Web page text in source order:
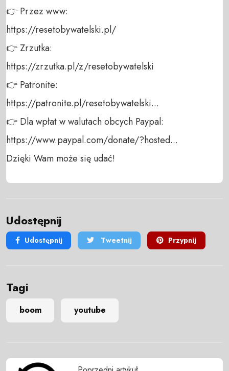
👉 Przez www:
https://resetobywatelski.pl/
👉 Zrzutka:
https://zrzutka.pl/z/resetobywatelski
👉 Patronite:
https://patronite.pl/resetobywatelski...
👉 Dla wpłat w walutach obcych Paypal:
https://www.paypal.com/donate/?hosted...
Dzięki Wam może się udać!
Udostępnij
Udostępnij Tweetnij Przypnij
Tagi
boom youtube